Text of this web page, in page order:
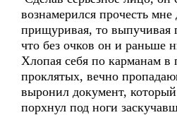
вознамерился прочесть
прищуривая, то выпучивая
что без очков он и раньше
Хлопая себя по карманам в
проклятых, вечно
выронил документ,
порхнул под ноги